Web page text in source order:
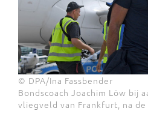
© DPA/Ina Fassbender
Bondscoach Joachim Löw bij
vliegveld van Frankfurt, na